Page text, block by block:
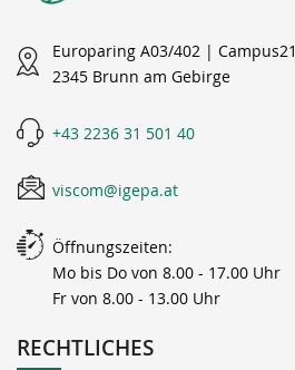
Europaring A03/402 | Campus21
2345 Brunn am Gebirge
+43 2236 31 501 40
viscom@igepa.at
Öffnungszeiten:
Mo bis Do von 8.00 - 17.00 Uhr
Fr von 8.00 - 13.00 Uhr
RECHTLICHES